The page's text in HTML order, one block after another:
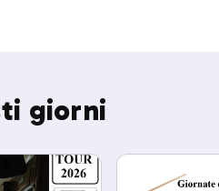
giorni